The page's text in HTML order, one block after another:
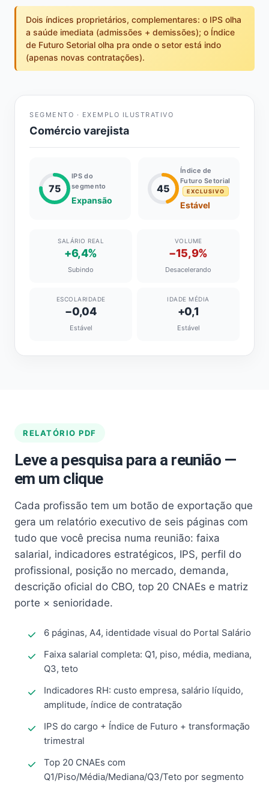
Dois índices proprietários, complementares: o IPS olha
a saúde imediata (admissões + demissões); o Índice
de Futuro Setorial olha pra onde o setor está indo
(apenas novas contratações).
SEGMENTO · EXEMPLO ILUSTRATIVO
Comércio varejista
75
IPS do
segmento
Expansão
45
Índice de
Futuro Setorial
EXCLUSIVO
Estável
SALÁRIO REAL
+6,4%
Subindo
VOLUME
−15,9%
Desacelerando
ESCOLARIDADE
−0,04
Estável
IDADE MÉDIA
+0,1
Estável
RELATÓRIO PDF
Leve a pesquisa para a reunião —
em um clique
Cada profissão tem um botão de exportação que
gera um relatório executivo de seis páginas com
tudo que você precisa numa reunião: faixa
salarial, indicadores estratégicos, IPS, perfil do
profissional, posição no mercado, demanda,
descrição oficial do CBO, top 20 CNAEs e matriz
porte × senioridade.
6 páginas, A4, identidade visual do Portal Salário
Faixa salarial completa: Q1, piso, média, mediana,
Q3, teto
Indicadores RH: custo empresa, salário líquido,
amplitude, índice de contratação
IPS do cargo + Índice de Futuro + transformação
trimestral
Top 20 CNAEs com
Q1/Piso/Média/Mediana/Q3/Teto por segmento